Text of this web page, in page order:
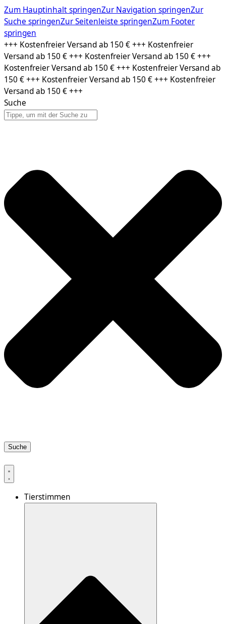
Zum Hauptinhalt springenZur Navigation springenZur
Suche springenZur Seitenleiste springenZum Footer
springen
Zum
Inhalt
springen
+++ Kostenfreier Versand ab 150 € +++ Kostenfreier
Versand ab 150 € +++ Kostenfreier Versand ab 150 € +++
Kostenfreier Versand ab 150 € +++ Kostenfreier Versand ab
150 € +++ Kostenfreier Versand ab 150 € +++ Kostenfreier
Versand ab 150 € +++
Suche
Suche
Tierstimmen